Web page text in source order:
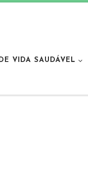
VIDA SAUDÁVEL